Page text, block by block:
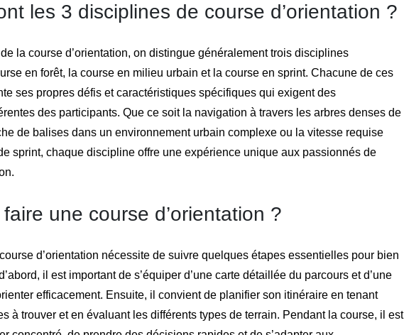
les 3 disciplines de course d’orientation ?
la course d’orientation, on distingue généralement trois disciplines
en forêt, la course en milieu urbain et la course en sprint. Chacune de ces
ses propres défis et caractéristiques spécifiques qui exigent des
des participants. Que ce soit la navigation à travers les arbres denses de
de balises dans un environnement urbain complexe ou la vitesse requise
sprint, chaque discipline offre une expérience unique aux passionnés de
une course d’orientation ?
d’orientation nécessite de suivre quelques étapes essentielles pour bien
il est important de s’équiper d’une carte détaillée du parcours et d’une
efficacement. Ensuite, il convient de planifier son itinéraire en tenant
à trouver et en évaluant les différents types de terrain. Pendant la course, il est